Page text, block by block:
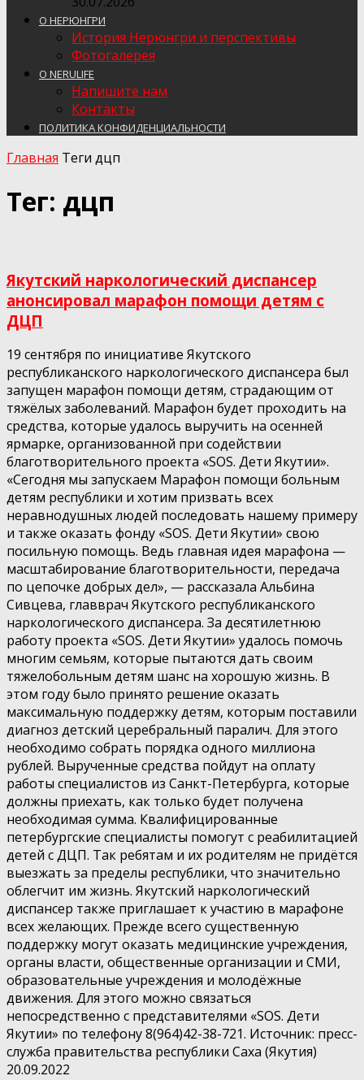
О НЕРЮНГРИ
История Нерюнгри и перспективы
Фотогалерея
О NERULIFE
Напишите нам
Контакты
ПОЛИТИКА КОНФИДЕНЦИАЛЬНОСТИ
Главная Теги дцп
Тег: дцп
Якутский наркологический диспансер
анонсировал марафон помощи детям с
ДЦП
19 сентября по инициативе Якутского
республиканского наркологического диспансера был
запущен марафон помощи детям, страдающим от
тяжёлых заболеваний. Марафон будет проходить на
средства, которые удалось выручить на осенней
ярмарке, организованной при содействии
благотворительного проекта «SOS. Дети Якутии».
«Сегодня мы запускаем Марафон помощи больным
детям республики и хотим призвать всех
неравнодушных людей последовать нашему примеру
и также оказать фонду «SOS. Дети Якутии» свою
посильную помощь. Ведь главная идея марафона —
масштабирование благотворительности, передача
по цепочке добрых дел», — рассказала Альбина
Сивцева, главврач Якутского республиканского
наркологического диспансера. За десятилетнюю
работу проекта «SOS. Дети Якутии» удалось помочь
многим семьям, которые пытаются дать своим
тяжелобольным детям шанс на хорошую жизнь. В
этом году было принято решение оказать
максимальную поддержку детям, которым поставили
диагноз детский церебральный паралич. Для этого
необходимо собрать порядка одного миллиона
рублей. Вырученные средства пойдут на оплату
работы специалистов из Санкт-Петербурга, которые
должны приехать, как только будет получена
необходимая сумма. Квалифицированные
петербургские специалисты помогут с реабилитацией
детей с ДЦП. Так ребятам и их родителям не придётся
выезжать за пределы республики, что значительно
облегчит им жизнь. Якутский наркологический
диспансер также приглашает к участию в марафоне
всех желающих. Прежде всего существенную
поддержку могут оказать медицинские учреждения,
органы власти, общественные организации и СМИ,
образовательные учреждения и молодёжные
движения. Для этого можно связаться
непосредственно с представителями «SOS. Дети
Якутии» по телефону 8(964)42-38-721. Источник: пресс-
служба правительства республики Саха (Якутия)
20.09.2022